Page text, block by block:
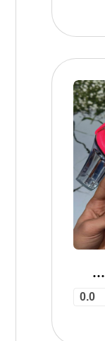
صندل مجلسی طلقی شیشه ای
0.0